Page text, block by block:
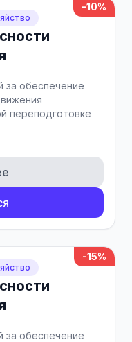
-10%
за обеспечение
переподготовке
-15%
за обеспечение